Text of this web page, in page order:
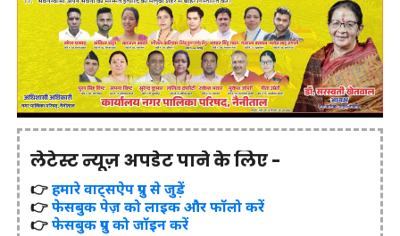
लेटेस्ट न्यूज़ अपडेट पाने के लिए -
👉हमारे वाट्सऐप ग्रुप से जुड़ें
👉फेसबुक पेज़ को लाइक और फॉलो करें
👉फेसबुक ग्रुप को जॉइन करें